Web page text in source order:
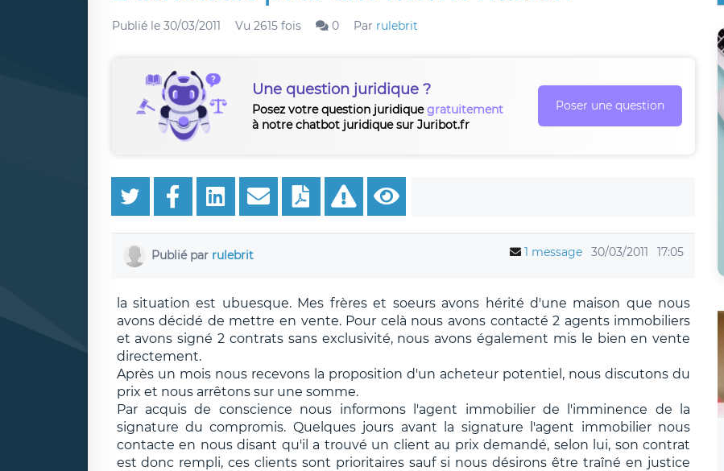
Publié le 30/03/2011 Vu 2615 fois 0 Par rulebrit
Une question juridique ?
Posez votre question juridiquegratuitement
à notre chatbot juridique sur Juribot.fr
Poser une question
Publié par rulebrit 1 message 30/03/2011 17:05
la situation est ubuesque. Mes frères et soeurs avons hérité d'une maison que nous
avons décidé de mettre en vente. Pour celà nous avons contacté 2 agents immobiliers
et avons signé 2 contrats sans exclusivité, nous avons également mis le bien en vente
directement.
Après un mois nous recevons la proposition d'un acheteur potentiel, nous discutons du
prix et nous arrêtons sur une somme.
Par acquis de conscience nous informons l'agent immobilier de l'imminence de la
signature du compromis. Quelques jours avant la signature l'agent immobilier nous
contacte en nous disant qu'il a trouvé un client au prix demandé, selon lui, son contrat
est donc rempli, ces clients sont prioritaires sauf si nous désirons être traîné en justice